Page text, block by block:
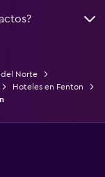
del Norte
Hoteles en Fenton